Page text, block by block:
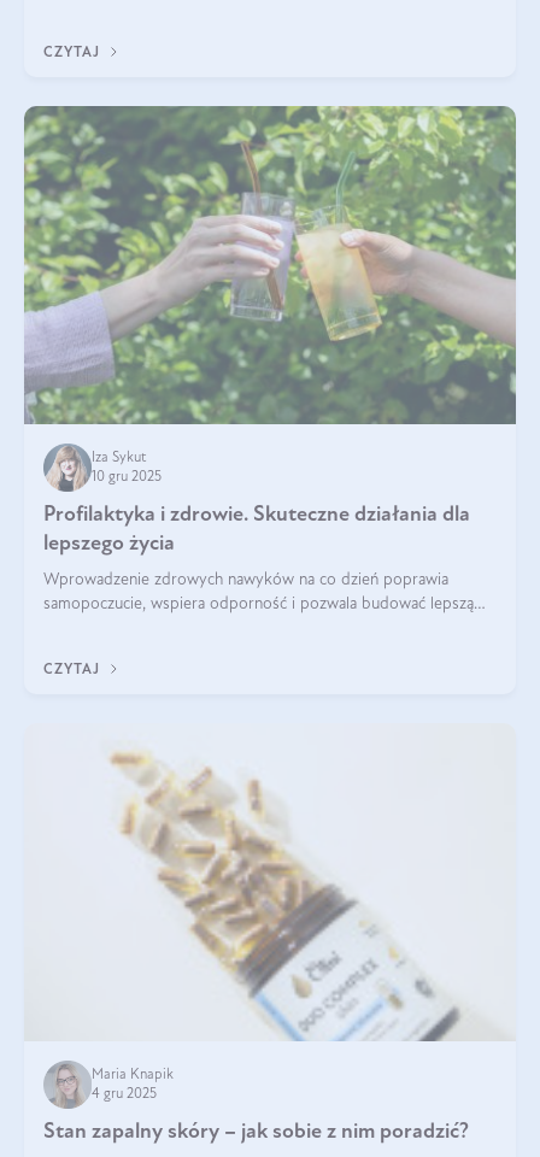
CZYTAJ
Iza Sykut
10 gru 2025
Profilaktyka i zdrowie. Skuteczne działania dla
lepszego życia
Wprowadzenie zdrowych nawyków na co dzień poprawia
samopoczucie, wspiera odporność i pozwala budować lepszą
CZYTAJ
Maria Knapik
4 gru 2025
Stan zapalny skóry – jak sobie z nim poradzić?